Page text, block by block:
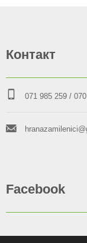
Контакт
071 985 259 /
Facebook